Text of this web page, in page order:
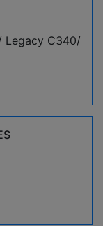
Legacy C340/